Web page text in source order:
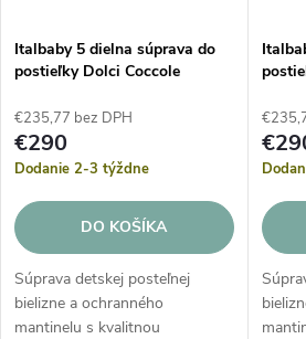
Italbaby 5 dielna súprava do
postieľky Dolci Coccole
€235,77 bez DPH
€290
Dodanie 2-3 týždne
DO KOŠÍKA
Súprava detskej posteľnej
bielizne a ochranného
mantinelu s kvalitnou